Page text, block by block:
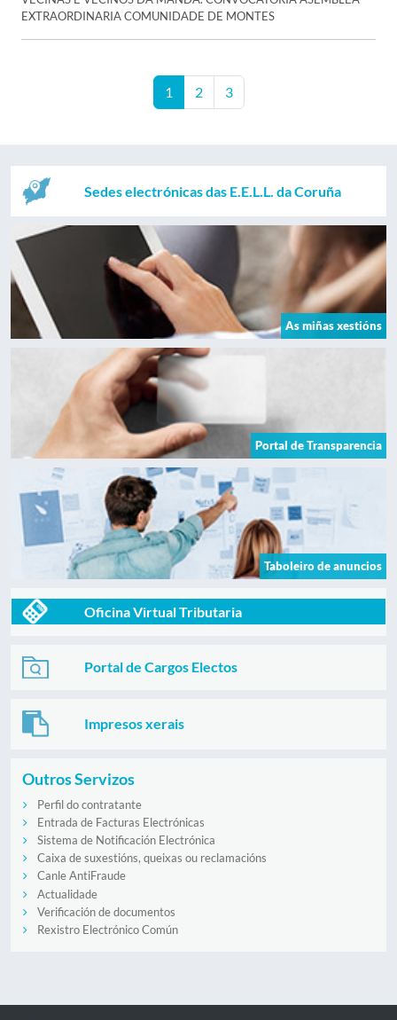
EXTRAORDINARIA COMUNIDADE DE MONTES
1 2 3
Sedes electrónicas das E.E.L.L. da Coruña
As miñas xestións
Portal de Transparencia
Taboleiro de anuncios
Oficina Virtual Tributaria
Portal de Cargos Electos
Impresos xerais
Outros Servizos
Perfil do contratante
Entrada de Facturas Electrónicas
Sistema de Notificación Electrónica
Caixa de suxestións, queixas ou reclamacións
Canle AntiFraude
Actualidade
Verificación de documentos
Rexistro Electrónico Común